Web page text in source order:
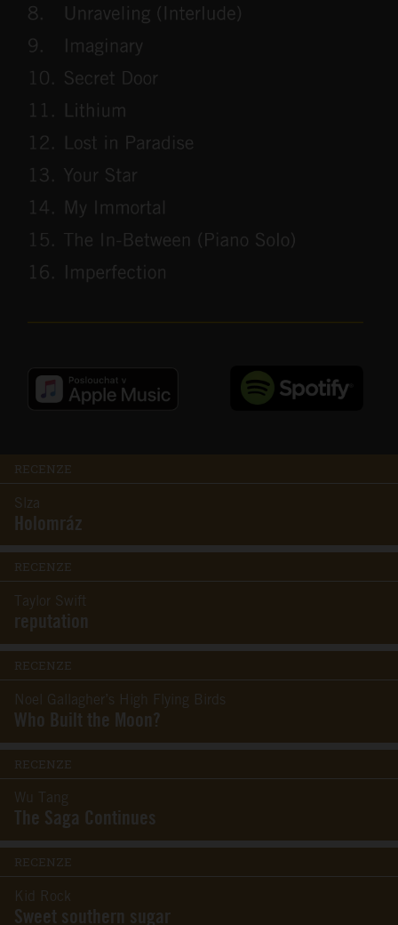
RECENZE
Slza
Holomráz
RECENZE
Taylor Swift
reputation
RECENZE
Noel Gallagher’s High Flying Birds
Who Built the Moon?
RECENZE
Wu Tang
The Saga Continues
RECENZE
Kid Rock
Sweet southern sugar